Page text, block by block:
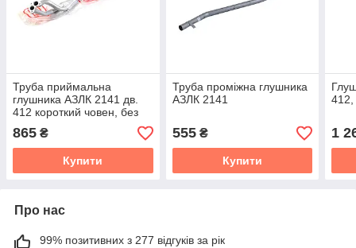
Труба приймальна
глушника АЗЛК 2141 дв.
412 короткий човен, без
кожухів
865 ₴
Купити
Труба проміжна глушника
АЗЛК 2141
555₴
Купити
1
Про нас
99% позитивних з 277 відгуків за рік